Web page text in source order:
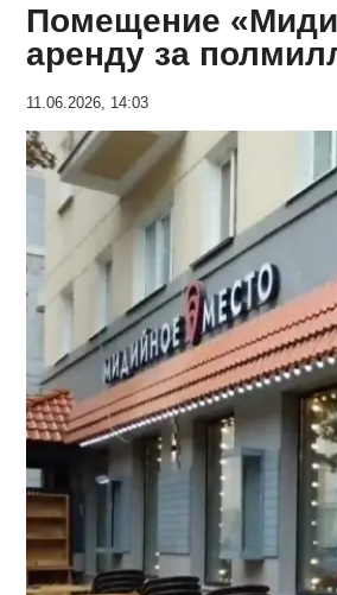
Помещение
аренду за
11.06.2026, 14:03